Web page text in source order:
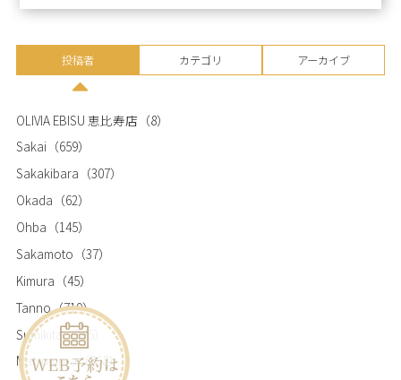
投稿者 カテゴリ アーカイブ
OLIVIA EBISU 恵比寿店 （8）
Sakai （659）
Sakakibara （307）
Okada （62）
Ohba （145）
Sakamoto （37）
Kimura （45）
Tanno（719）
Sumikita（365）
Matsumura（768）